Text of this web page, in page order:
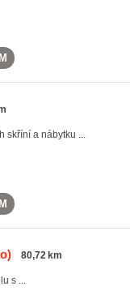
skříní a nábytku ...
80,72 km
s ...